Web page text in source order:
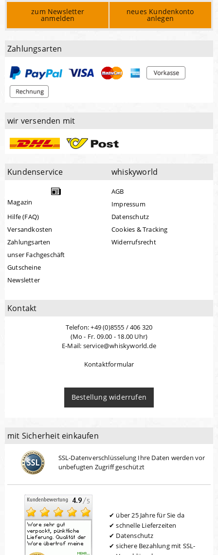
zum Newsletter
anmelden
neues Kundenkonto
anlegen
Zahlungsarten
wir versenden mit
Kundenservice
Magazin
Hilfe (FAQ)
Versandkosten
Zahlungsarten
unser Fachgeschäft
Gutscheine
Newsletter
whiskyworld
AGB
Impressum
Datenschutz
Cookies & Tracking
Widerrufsrecht
Kontakt
Telefon: +49 (0)8555 / 406 320
(Mo - Fr. 09.00 - 18.00 Uhr)
E-Mail: service@whiskyworld.de
Kontaktformular
Bestellung widerrufen
mit Sicherheit einkaufen
SSL-Datenverschlüsselung Ihre Daten werden vor
unbefugten Zugriff geschützt
über 25 Jahre für Sie da
schnelle Lieferzeiten
Datenschutz
sichere Bezahlung mit SSL-